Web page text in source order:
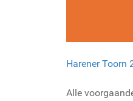
Harener Toorn
Alle